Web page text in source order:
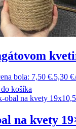
bola: 7,50 €.5,30 €
košíka
na kvety